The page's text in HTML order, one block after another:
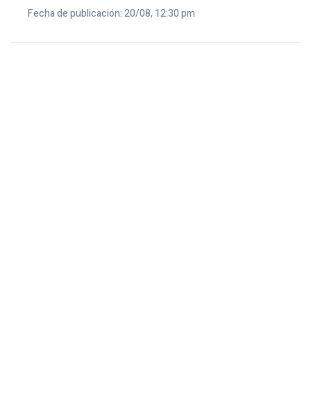
Fecha de publicación: 20/08, 12:30 pm